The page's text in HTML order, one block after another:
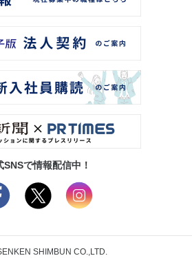
SNSで情報配信中！
SHIMBUN CO.,LTD.